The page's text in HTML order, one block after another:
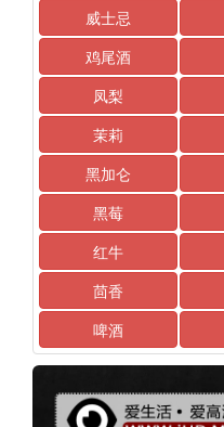
威士忌
鸡尾酒
凤梨
茉莉
黑加仑
黑莓
红牛
茴香
啤酒